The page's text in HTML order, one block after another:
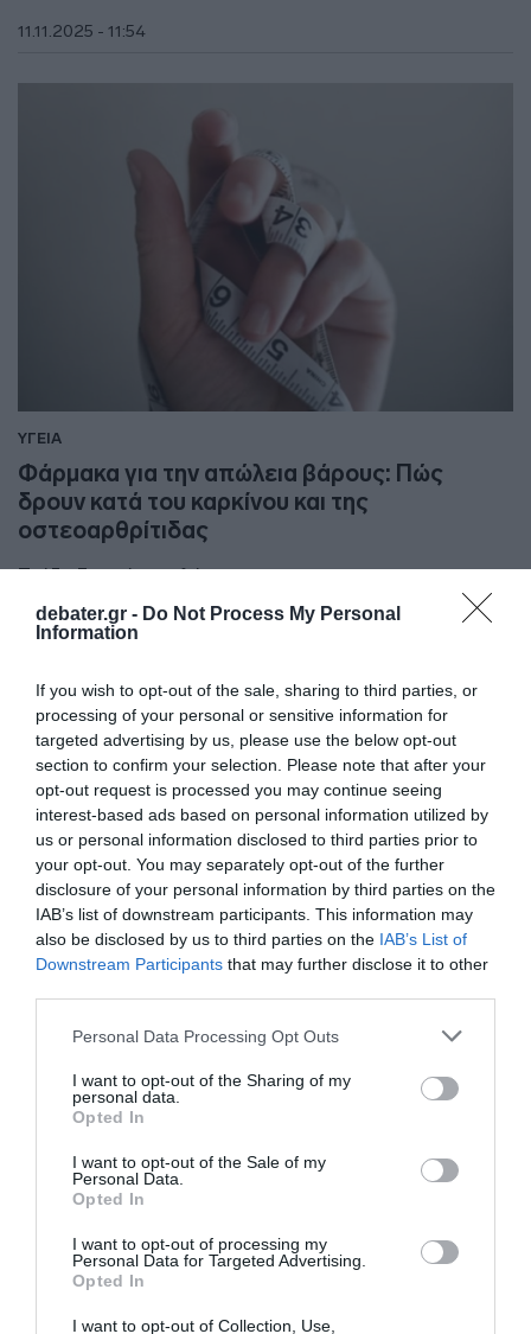
debater.gr - Do Not Process My Personal
Information
If you wish to opt-out of the sale, sharing to third parties, or
processing of your personal or sensitive information for
targeted advertising by us, please use the below opt-out
section to confirm your selection. Please note that after your
opt-out request is processed you may continue seeing
interest-based ads based on personal information utilized by
us or personal information disclosed to third parties prior to
your opt-out. You may separately opt-out of the further
disclosure of your personal information by third parties on the
IAB’s list of downstream participants. This information may
also be disclosed by us to third parties on the IAB’s List of
Downstream Participants that may further disclose it to other
Please note that this website/app uses one or more Google
not limited to your visit or usage behaviour. You may click to
grant or deny consent to Google and its third-party tags to
use your data for below specified purposes in below Google
consent section.
Personal Data Processing Opt Outs
I want to opt-out of the Sharing of my
personal data.
Opted In
I want to opt-out of the Sale of my
Personal Data.
Opted In
I want to opt-out of processing my
Personal Data for Targeted Advertising.
Opted In
I want to opt-out of Collection, Use,
11.11.2025 - 11:54
ΥΓΕΙΑ
Φάρμακα για την απώλεια βάρους: Πώς
δρουν κατά του καρκίνου και της
οστεοαρθρίτιδας
Τι έδειξαν νέες μελέτες
29.09.2025 - 08:15
βάρος και την όρεξη
πολλούς ανθρώπους
03.09.2025 - 10:49